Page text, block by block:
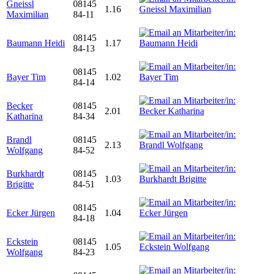
Gneissl
Maximilian
08145
84-11
1.16
Baumann Heidi
08145
84-13
1.17
Bayer Tim
08145
84-14
1.02
Becker
Katharina
08145
84-34
2.01
Brandl
Wolfgang
08145
84-52
2.13
Burkhardt
Brigitte
08145
84-51
1.03
Ecker Jürgen
08145
84-18
1.04
Eckstein
Wolfgang
08145
84-23
1.05